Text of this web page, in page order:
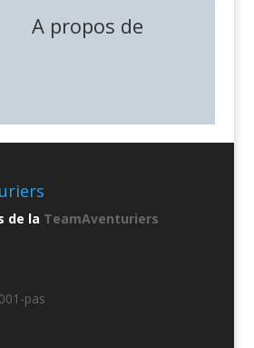
A propos de
de la TeamAventuriers
pas